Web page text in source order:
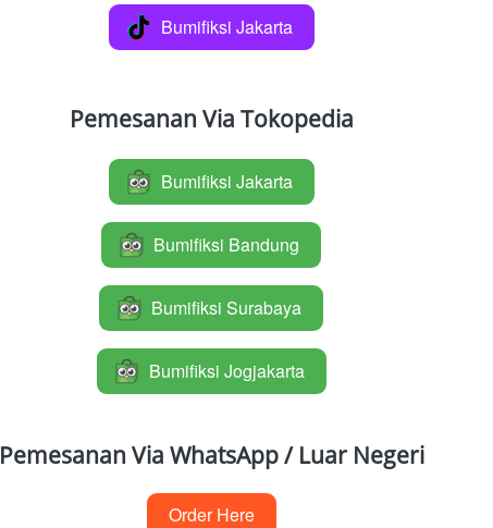
` Bumifiksi Jakarta
Pemesanan Via Tokopedia
` Bumifiksi Jakarta
` Bumifiksi Bandung
` Bumifiksi Surabaya
` Bumifiksi Jogjakarta
Pemesanan Via WhatsApp / Luar Negeri
`
Order Here